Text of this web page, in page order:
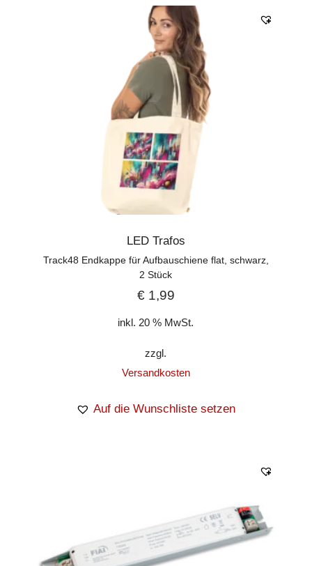
LED Trafos
Track48 Endkappe für Aufbauschiene flat, schwarz,
2 Stück
€1,99
inkl. 20 % MwSt.
zzgl.
Versandkosten
Auf die Wunschliste setzen